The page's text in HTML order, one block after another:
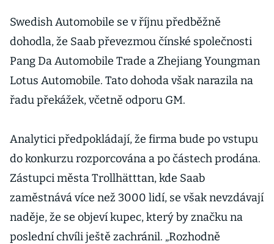
Swedish Automobile se v říjnu předběžně
dohodla, že Saab převezmou čínské společnosti
Pang Da Automobile Trade a Zhejiang Youngman
Lotus Automobile. Tato dohoda však narazila na
řadu překážek, včetně odporu GM.
Analytici předpokládají, že firma bude po vstupu
do konkurzu rozporcována a po částech prodána.
Zástupci města Trollhätttan, kde Saab
zaměstnává více než 3000 lidí, se však nevzdávají
naděje, že se objeví kupec, který by značku na
poslední chvíli ještě zachránil. „Rozhodně